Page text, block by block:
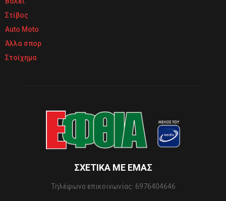
Στίβος
Auto Moto
Άλλα σπορ
Στοίχημα
ΣΧΕΤΙΚΆ ΜΕ ΕΜΆΣ
Τηλέφωνo επικοινωνίας: 6976404646